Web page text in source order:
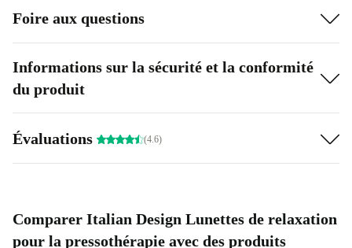
Foire aux questions
Informations sur la sécurité et la conformité
du produit
Évaluations (4.6)
Comparer Italian Design Lunettes de relaxation
pour la pressothérapie avec des produits